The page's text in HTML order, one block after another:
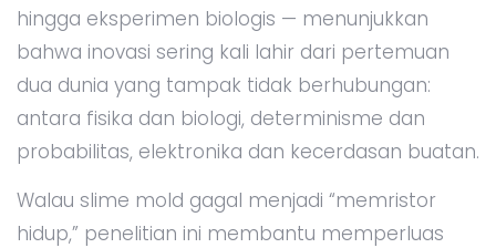
hingga eksperimen biologis — menunjukkan
bahwa inovasi sering kali lahir dari pertemuan
dua dunia yang tampak tidak berhubungan:
antara fisika dan biologi, determinisme dan
probabilitas, elektronika dan kecerdasan buatan.
Walau slime mold gagal menjadi “memristor
hidup,” penelitian ini membantu memperluas